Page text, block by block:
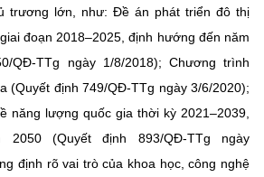
Khoa học và Công nghệ (MST)
Nguyễn Thị Hải Hằng
thông Khoa học và Công nghệ.
trương lớn, như: Đề án phát triển đô thị
đoạn 2018–2025, định hướng đến năm
QĐ-TTg ngày 1/8/2018); Chương trình
(Quyết định 749/QĐ-TTg ngày 3/6/2020);
năng lượng quốc gia thời kỳ 2021–2039,
(Quyết định 893/QĐ-TTg ngày
định rõ vai trò của khoa học, công nghệ